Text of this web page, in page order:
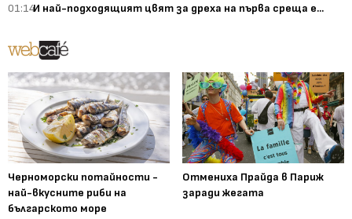
01:14И най-подходящият цвят за дреха на първа среща е...
Черноморски потайности -
най-вкусните риби на
българското море
Отмениха Прайда в Париж
заради жегата